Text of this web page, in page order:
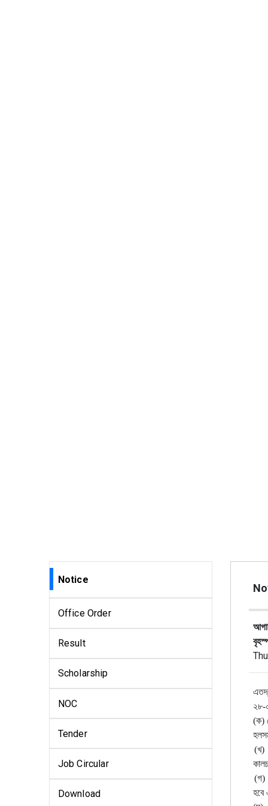
Notice
Office Order
Result
Scholarship
NOC
Tender
Job Circular
Download
২৮-
(ক)
(খ)
(গ)
হবে